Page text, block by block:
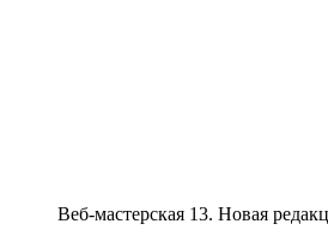
Веб-мастерская 13. Новая